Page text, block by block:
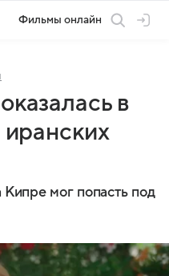
Фильмы онлайн
в
иранских
мог попасть под